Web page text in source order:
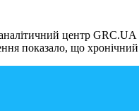
центр GRC.UA
показало, що